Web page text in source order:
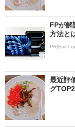
FPが解
方法と
PR(Fav-
最近評
グ